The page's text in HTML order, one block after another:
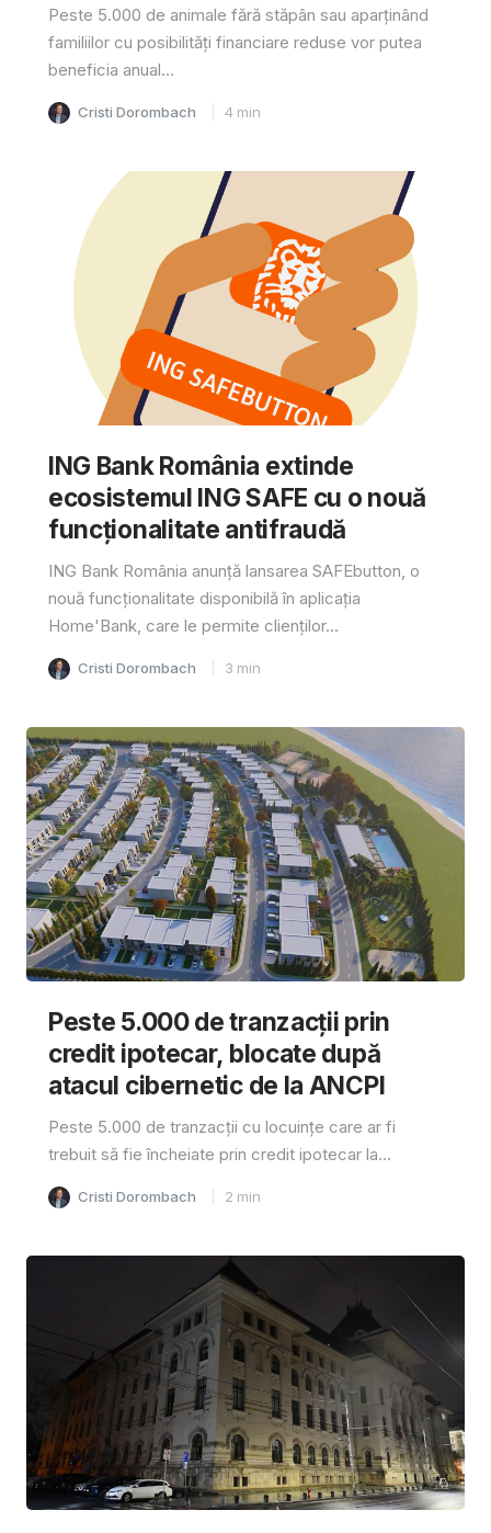
Peste 5.000 de animale fără stăpân sau aparținând
familiilor cu posibilități financiare reduse vor putea
beneficia anual...
Cristi Dorombach 4 min
ING Bank România extinde
ecosistemul ING SAFE cu o nouă
funcționalitate antifraudă
ING Bank România anunță lansarea SAFEbutton, o
nouă funcționalitate disponibilă în aplicația
Home'Bank, care le permite clienților...
Cristi Dorombach 3 min
Peste 5.000 de tranzacții prin
credit ipotecar, blocate după
atacul cibernetic de la ANCPI
Peste 5.000 de tranzacții cu locuințe care ar fi
trebuit să fie încheiate prin credit ipotecar la...
Cristi Dorombach 2 min